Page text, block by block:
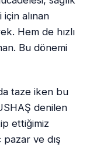
alınan
Hem de hızlı
Bu dönemi
taze iken bu
denilen
ettiğimiz
ve dış